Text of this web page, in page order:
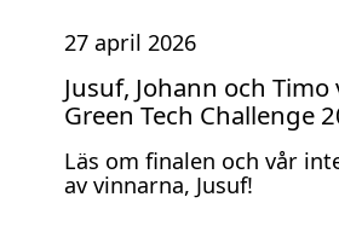
27 april 2026
Jusuf, Johann och
Green Tech Challenge
Läs om finalen och vår
av vinnarna, Jusuf!